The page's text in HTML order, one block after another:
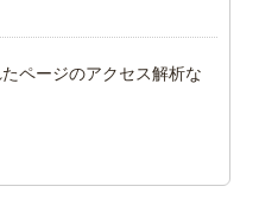
ページのアクセス解析な